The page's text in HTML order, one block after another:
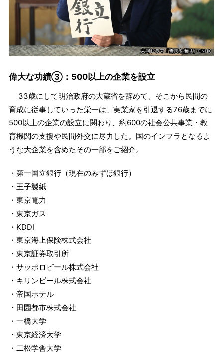
偉大な功績③：500以上の企業を設立
33歳にして明治政府の大蔵省を辞めて、そこから民間の
育成に従事していった栄一は、実業家を引退する76歳までに
500以上の企業の設立に関わり、約600の社会公共事業・教
育機関の支援や民間外交に尽力した。国のインフラとなるよ
うな大企業を含めたその一部をご紹介。
・第一国立銀行（現在のみずほ銀行）
・王子製紙
・東京電力
・東京ガス
・KDDI
・東京海上保険株式会社
・東京証券取引所
・サッポロビール株式会社
・キリンビール株式会社
・帝国ホテル
・田園都市株式会社
・一橋大学
・東京経済大学
・二松学舎大学